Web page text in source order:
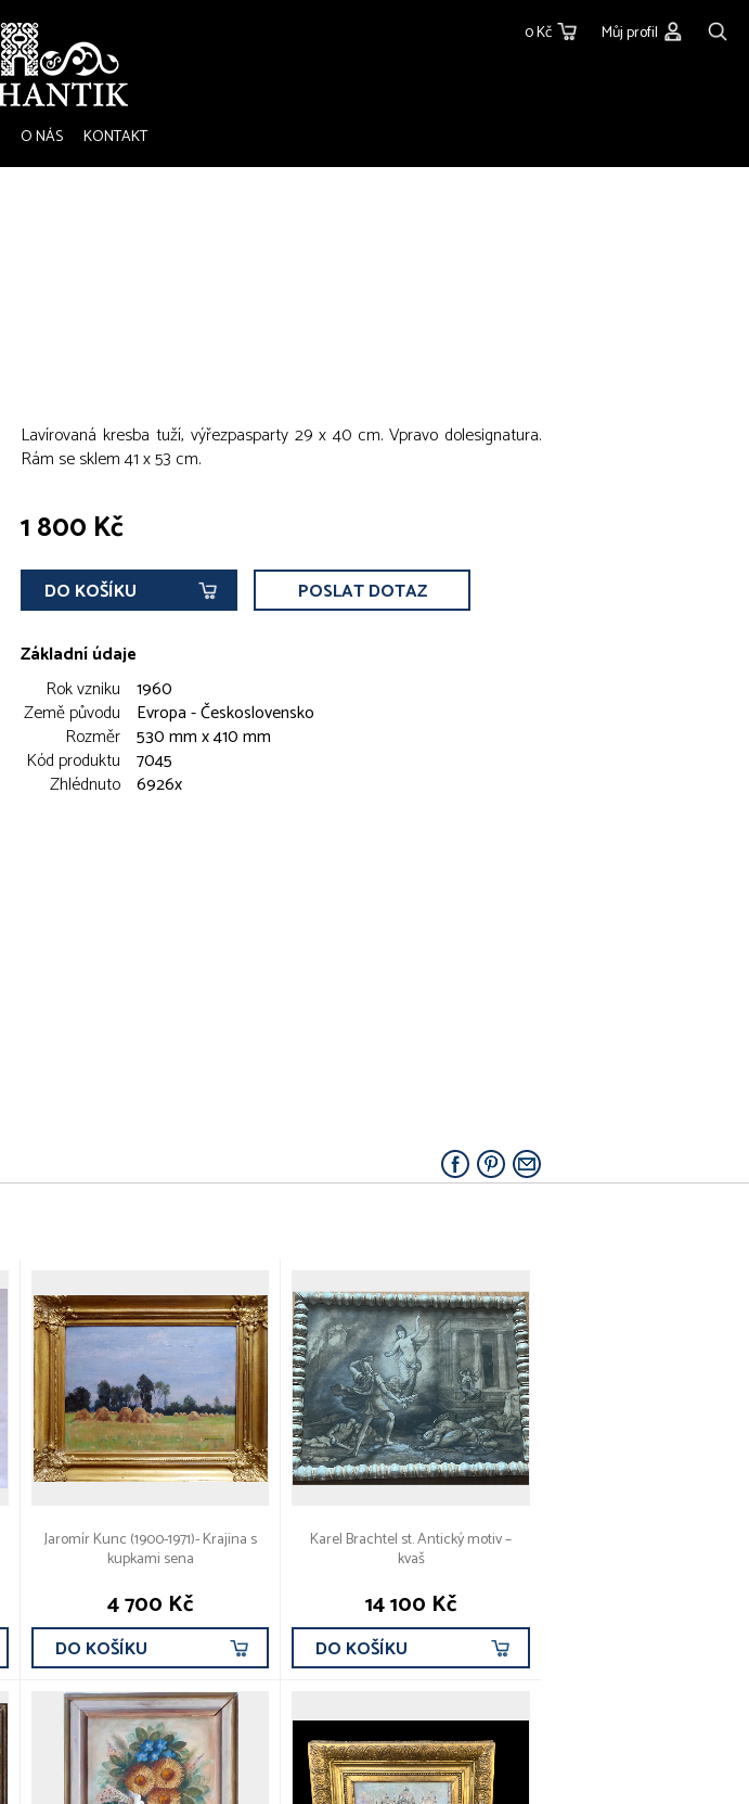
0 Kč Můj profil
O NÁS KONTAKT
Lavírovaná kresba tuží, výřezpasparty 29 x 40 cm. Vpravo dolesignatura.
Rám se sklem 41 x 53 cm.
1 800 Kč
DO KOŠÍKU POSLAT DOTAZ
Základní údaje
Rok vzniku 1960
Země původu
Evropa - Československo
Rozměr 530 mm x 410 mm
Kód produktu 7045
Zhlédnuto 6926x
Jaromír Kunc (1900-1971)- Krajina s
kupkami sena
4 700 Kč
DO KOŠÍKU
Karel Brachtel st. Antický motiv –
kvaš
14 100 Kč
DO KOŠÍKU